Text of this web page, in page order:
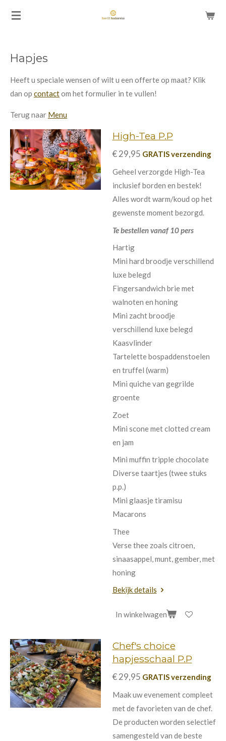
Ga
de
hoofdinhoud
Hapjes
Heeft u speciale wensen of wilt u een offerte op maat? Klik
dan op contactom het formulier in te vullen!
Terug naar Menu
High-Tea P.P
€ 29,95 GRATIS verzending
Geheel verzorgde High-Tea
inclusief borden en bestek!
Alles wordt warm/koud op het
gewenste moment bezorgd.
Te bestellen vanaf 10 pers
Hartig
Mini hard broodje verschillend
luxe belegd
Fingersandwich brie met
walnoten en honing
Mini zacht broodje
verschillend luxe belegd
Kaasvlinder
Tartelette bospaddenstoelen
en truffel (warm)
Mini quiche van gegrilde
groente
Zoet
Mini scone met clotted cream
en jam
Mini muffin tripple chocolate
Diverse taartjes (twee stuks
p.p.)
Mini glaasje tiramisu
Macarons
Thee
Verse thee zoals citroen,
sinaasappel, munt, gember, met
honing
Bekijk details
In winkelwagen
Chef's choice
hapjesschaal P.P
€ 29,95 GRATIS verzending
Maak uw evenement compleet
met de favorieten van de chef.
De producten worden selectief
samengesteld van de beste